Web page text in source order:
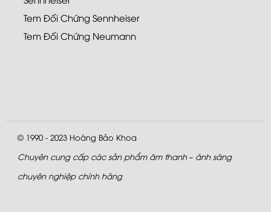
Tem Đối Chứng Sennheiser
Tem Đối Chứng Neumann
© 1990 - 2023 Hoàng Bảo Khoa
Chuyên cung cấp các sản phẩm âm thanh – ánh sáng
chuyên nghiệp chính hãng